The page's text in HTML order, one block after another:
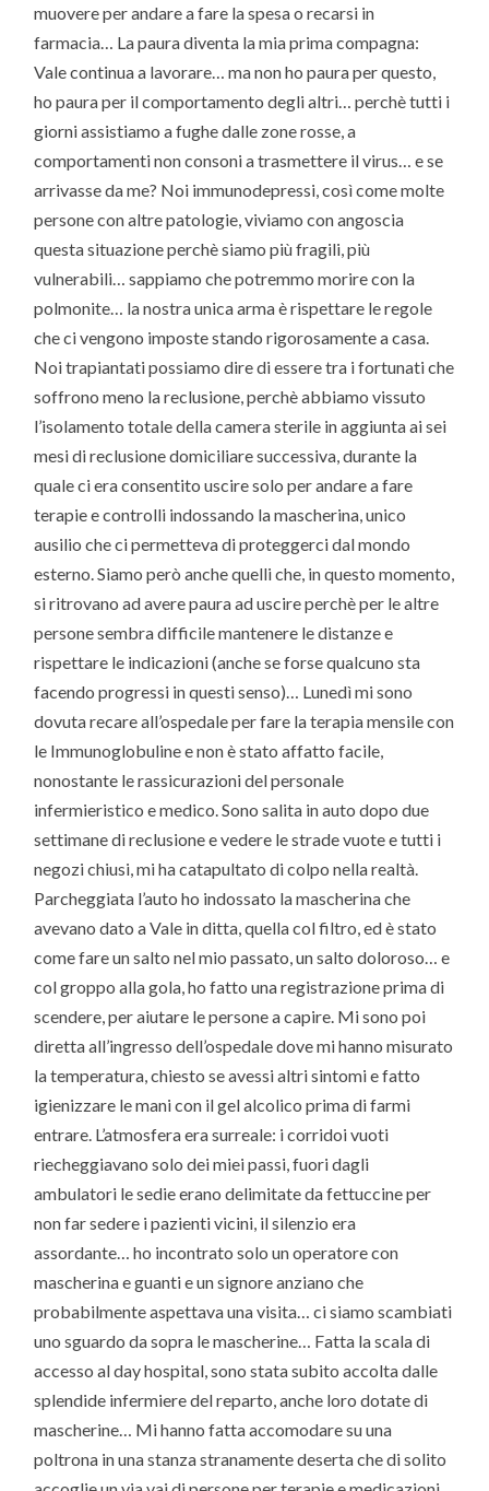
muovere per andare a fare la spesa o recarsi in
farmacia… La paura diventa la mia prima compagna:
Vale continua a lavorare… ma non ho paura per questo,
ho paura per il comportamento degli altri… perchè tutti i
giorni assistiamo a fughe dalle zone rosse, a
comportamenti non consoni a trasmettere il virus… e se
arrivasse da me? Noi immunodepressi, così come molte
persone con altre patologie, viviamo con angoscia
questa situazione perchè siamo più fragili, più
vulnerabili… sappiamo che potremmo morire con la
polmonite… la nostra unica arma è rispettare le regole
che ci vengono imposte stando rigorosamente a casa.
Noi trapiantati possiamo dire di essere tra i fortunati che
soffrono meno la reclusione, perchè abbiamo vissuto
l’isolamento totale della camera sterile in aggiunta ai sei
mesi di reclusione domiciliare successiva, durante la
quale ci era consentito uscire solo per andare a fare
terapie e controlli indossando la mascherina, unico
ausilio che ci permetteva di proteggerci dal mondo
esterno. Siamo però anche quelli che, in questo momento,
si ritrovano ad avere paura ad uscire perchè per le altre
persone sembra difficile mantenere le distanze e
rispettare le indicazioni (anche se forse qualcuno sta
facendo progressi in questi senso)… Lunedì mi sono
dovuta recare all’ospedale per fare la terapia mensile con
le Immunoglobuline e non è stato affatto facile,
nonostante le rassicurazioni del personale
infermieristico e medico. Sono salita in auto dopo due
settimane di reclusione e vedere le strade vuote e tutti i
negozi chiusi, mi ha catapultato di colpo nella realtà.
Parcheggiata l’auto ho indossato la mascherina che
avevano dato a Vale in ditta, quella col filtro, ed è stato
come fare un salto nel mio passato, un salto doloroso… e
col groppo alla gola, ho fatto una registrazione prima di
scendere, per aiutare le persone a capire. Mi sono poi
diretta all’ingresso dell’ospedale dove mi hanno misurato
la temperatura, chiesto se avessi altri sintomi e fatto
igienizzare le mani con il gel alcolico prima di farmi
entrare. L’atmosfera era surreale: i corridoi vuoti
riecheggiavano solo dei miei passi, fuori dagli
ambulatori le sedie erano delimitate da fettuccine per
non far sedere i pazienti vicini, il silenzio era
assordante… ho incontrato solo un operatore con
mascherina e guanti e un signore anziano che
probabilmente aspettava una visita… ci siamo scambiati
uno sguardo da sopra le mascherine… Fatta la scala di
accesso al day hospital, sono stata subito accolta dalle
splendide infermiere del reparto, anche loro dotate di
mascherine… Mi hanno fatta accomodare su una
poltrona in una stanza stranamente deserta che di solito